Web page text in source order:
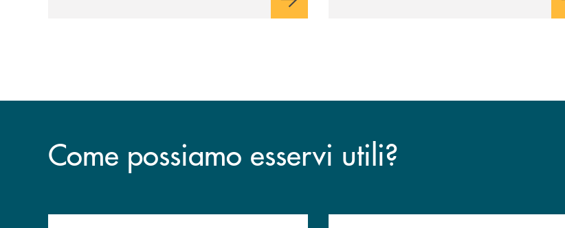
Come possiamo esservi utili?